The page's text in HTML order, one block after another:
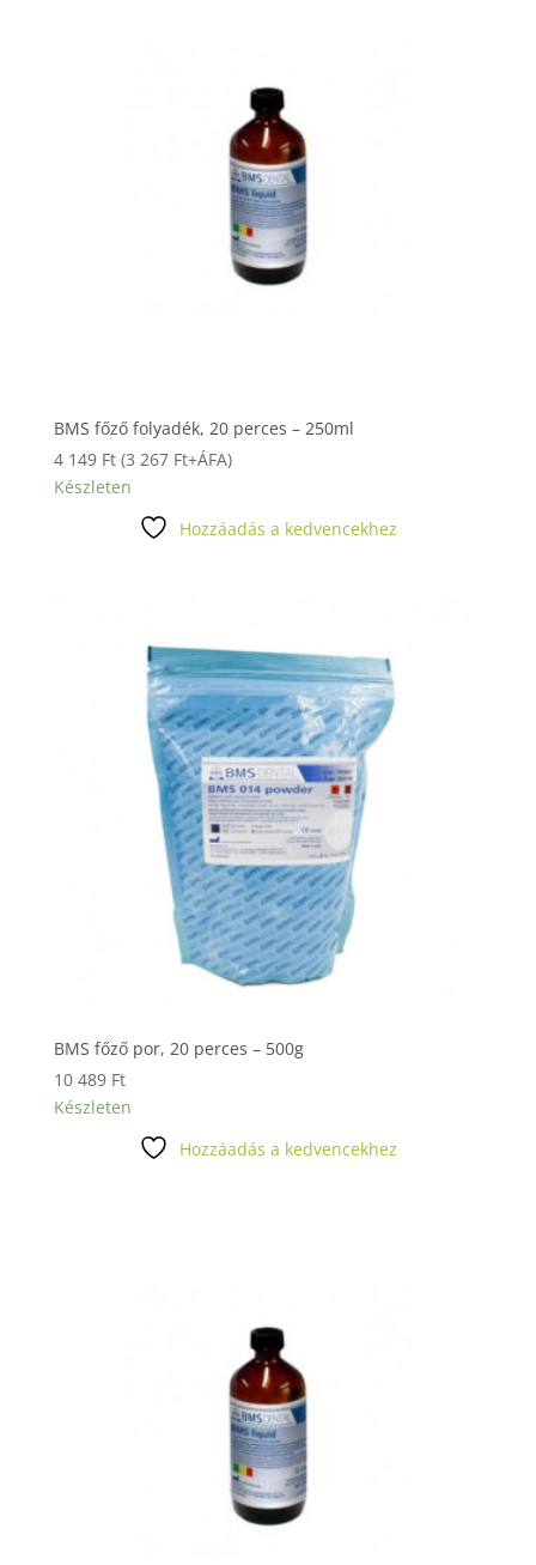
BMS főző folyadék, 20 perces – 250ml
4 149 Ft (3 267 Ft+ÁFA)
Készleten
Hozzáadás a kedvencekhez
BMS főző por, 20 perces – 500g
10 489 Ft
Készleten
Hozzáadás a kedvencekhez